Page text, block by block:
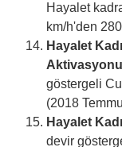
Hayalet
km/h'den
Hayalet
göstergeli
(2018
Hayalet
devir